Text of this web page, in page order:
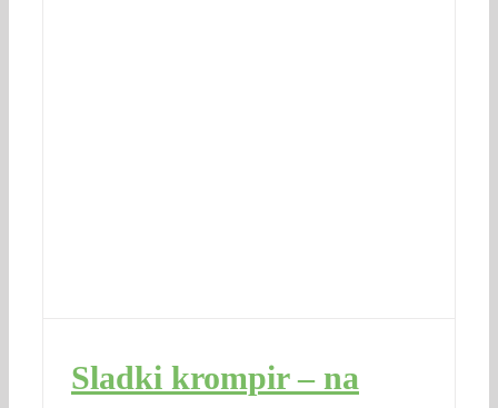
Sladki krompir – na